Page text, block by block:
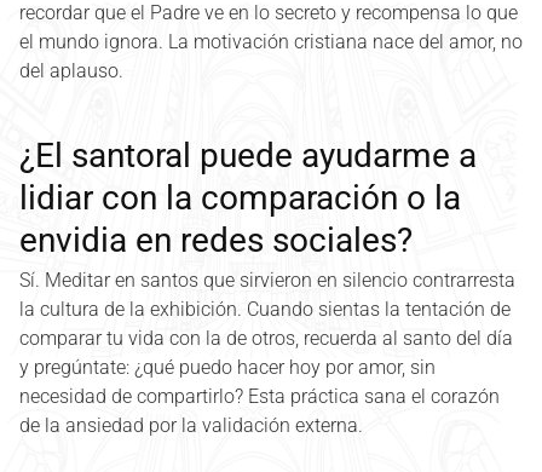
recordar que el Padre ve en lo secreto y recompensa lo que
el mundo ignora. La motivación cristiana nace del amor, no
del aplauso.
¿El santoral puede ayudarme a
lidiar con la comparación o la
envidia en redes sociales?
Sí. Meditar en santos que sirvieron en silencio contrarresta
la cultura de la exhibición. Cuando sientas la tentación de
comparar tu vida con la de otros, recuerda al santo del día
y pregúntate: ¿qué puedo hacer hoy por amor, sin
necesidad de compartirlo? Esta práctica sana el corazón
de la ansiedad por la validación externa.